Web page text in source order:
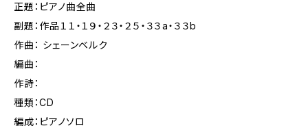
正題：ピアノ曲全曲
副題：作品１１・１９・２３・２５・３３a・３３b
作曲： シェーンベルク
編曲：
作詩：
種類：CD
編成：ピアノソロ